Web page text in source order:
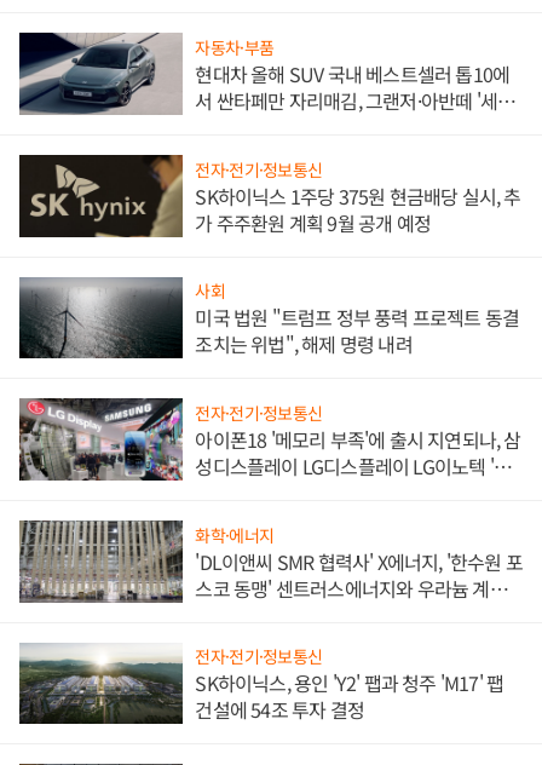
자동차·부품
현대차 올해 SUV 국내 베스트셀러 톱10에
서 싼타페만 자리매김, 그랜저·아반떼 '세단
전자·전기·정보통신
SK하이닉스 1주당 375원 현금배당 실시, 추
가 주주환원 계획 9월 공개 예정
사회
미국 법원 "트럼프 정부 풍력 프로젝트 동결
조치는 위법", 해제 명령 내려
전자·전기·정보통신
아이폰18 '메모리 부족'에 출시 지연되나, 삼
성디스플레이 LG디스플레이 LG이노텍 '탈
화학·에너지
'DL이앤씨 SMR 협력사' X에너지, '한수원 포
스코 동맹' 센트러스에너지와 우라늄 계약
전자·전기·정보통신
SK하이닉스, 용인 'Y2' 팹과 청주 'M17' 팹
건설에 54조 투자 결정